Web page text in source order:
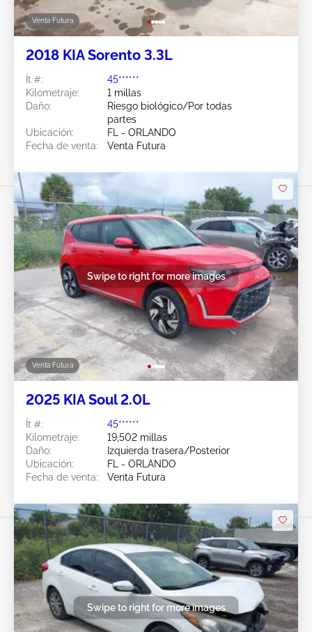
Venta Futura
2018 KIA Sorento 3.3L
Ít #:
45******
Kilometraje:
1 millas
Daño:
Riesgo biológico/Por todas
partes
Ubicación:
FL - ORLANDO
Fecha de venta:
Venta Futura
Venta Futura
Swipe to right for more images
2025 KIA Soul 2.0L
Ít #:
45******
Kilometraje:
19,502 millas
Daño:
Izquierda trasera/Posterior
Ubicación:
FL - ORLANDO
Fecha de venta:
Venta Futura
Swipe to right for more images